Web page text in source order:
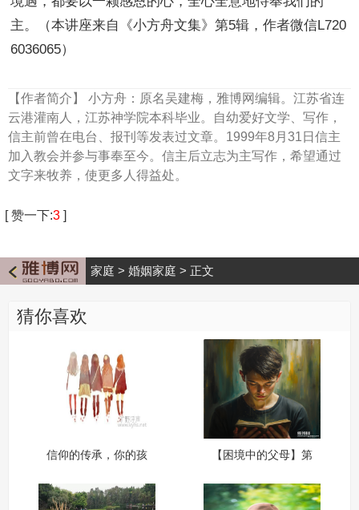
主。（本讲座来自《小方舟文集》第5辑，作者微信L720
6036065）
【作者简介】
小方舟：原名吴建梅，雅博网编辑。江苏省连
云港灌南人，江苏神学院本科毕业。自幼爱好文学、写作，
信主前曾在电台、报刊等发表过文章。1999年8月31日信主
加入教会并参与事奉至今。信主后立志为主写作，希望通过
文字来牧养，使更多人得益处。
[赞一下:3 ]
家庭 > 婚姻家庭 > 正文
猜你喜欢
信仰的传承，你的孩
【困境中的父母】第
的后果